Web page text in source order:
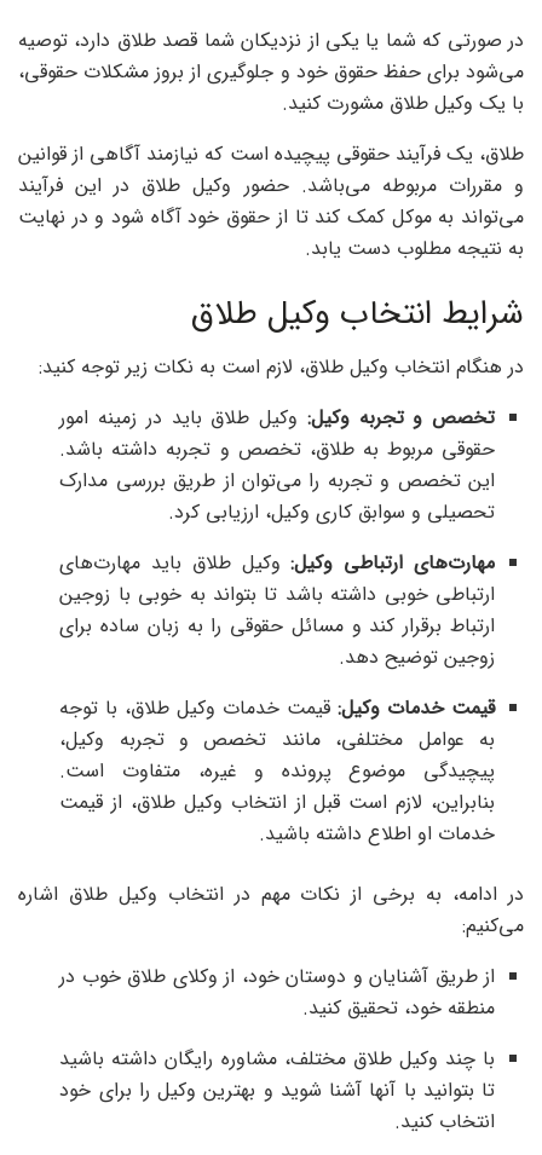
در صورتی که شما یا یکی از نزدیکان شما قصد طلاق دارد، توصیه
می‌شود برای حفظ حقوق خود و جلوگیری از بروز مشکلات حقوقی،
با یک وکیل طلاق مشورت کنید.
طلاق، یک فرآیند حقوقی پیچیده است که نیازمند آگاهی از قوانین
و مقررات مربوطه می‌باشد. حضور وکیل طلاق در این فرآیند
می‌تواند به موکل کمک کند تا از حقوق خود آگاه شود و در نهایت
به نتیجه مطلوب دست یابد.
شرایط انتخاب وکیل طلاق
در هنگام انتخاب وکیل طلاق، لازم است به نکات زیر توجه کنید:
تخصص و تجربه وکیل: وکیل طلاق باید در زمینه امور
حقوقی مربوط به طلاق، تخصص و تجربه داشته باشد.
این تخصص و تجربه را می‌توان از طریق بررسی مدارک
تحصیلی و سوابق کاری وکیل، ارزیابی کرد.
مهارت‌های ارتباطی وکیل:وکیل طلاق باید مهارت‌های
ارتباطی خوبی داشته باشد تا بتواند به خوبی با زوجین
ارتباط برقرار کند و مسائل حقوقی را به زبان ساده برای
زوجین توضیح دهد.
قیمت خدمات وکیل:قیمت خدمات وکیل طلاق، با توجه
به عوامل مختلفی، مانند تخصص و تجربه وکیل،
پیچیدگی موضوع پرونده و غیره، متفاوت است.
بنابراین، لازم است قبل از انتخاب وکیل طلاق، از قیمت
خدمات او اطلاع داشته باشید.
در ادامه، به برخی از نکات مهم در انتخاب وکیل طلاق اشاره
می‌کنیم:
از طریق آشنایان و دوستان خود، از وکلای طلاق خوب در
منطقه خود، تحقیق کنید.
با چند وکیل طلاق مختلف، مشاوره رایگان داشته باشید
تا بتوانید با آنها آشنا شوید و بهترین وکیل را برای خود
انتخاب کنید.